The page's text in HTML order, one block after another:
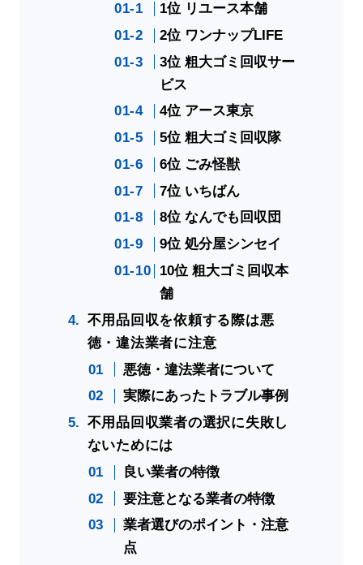
1位 リユース本舗
2位 ワンナップLIFE
3位 粗大ゴミ回収サー
ビス
4位 アース東京
5位 粗大ゴミ回収隊
6位 ごみ怪獣
7位 いちばん
8位 なんでも回収団
9位 処分屋シンセイ
10位 粗大ゴミ回収本
舗
不用品回収を依頼する際は悪
徳・違法業者に注意
悪徳・違法業者について
実際にあったトラブル事例
不用品回収業者の選択に失敗し
ないためには
良い業者の特徴
要注意となる業者の特徴
業者選びのポイント・注意
点